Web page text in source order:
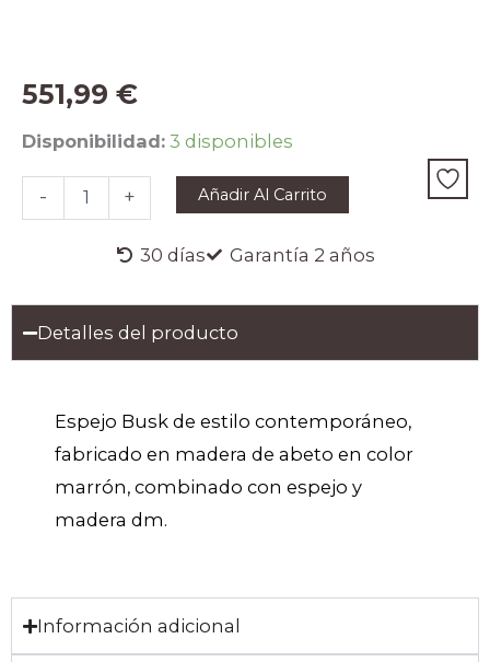
551,99 €
Disponibilidad: 3 disponibles
-
ESPEJO
BUSK
cantidad
+ Añadir Al Carrito
30 días Garantía 2 años
Detalles del producto
Espejo Busk de estilo contemporáneo,
fabricado en madera de abeto en color
marrón, combinado con espejo y
madera dm.
Información adicional